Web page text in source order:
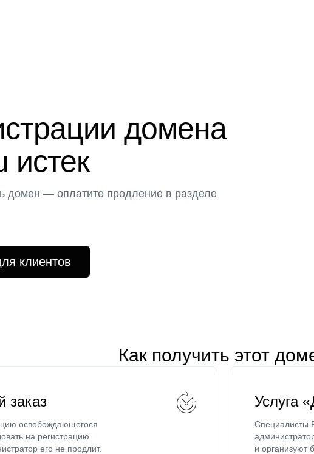
домена
истек
домен — оплатите продление в разделе
клиентов
Как получить этот
заказ
освобождающегося
на регистрацию
его не продлит.
Услуга
Специалисты
и организуют